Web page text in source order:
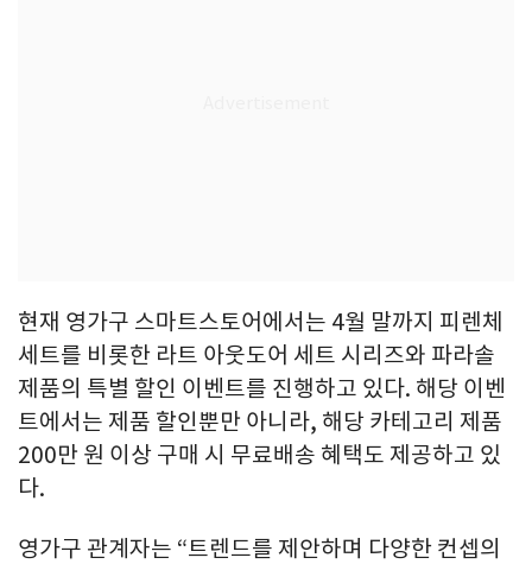
현재 영가구 스마트스토어에서는 4월 말까지 피렌체
세트를 비롯한 라트 아웃도어 세트 시리즈와 파라솔
제품의 특별 할인 이벤트를 진행하고 있다. 해당 이벤
트에서는 제품 할인뿐만 아니라, 해당 카테고리 제품
200만 원 이상 구매 시 무료배송 혜택도 제공하고 있
다.
영가구 관계자는 “트렌드를 제안하며 다양한 컨셉의